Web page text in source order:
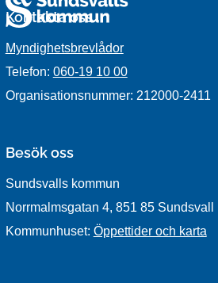
Kontakta oss
Myndighetsbrevlådor
Telefon: 060-19 10 00
Organisationsnummer: 212000-2411
Besök oss
Sundsvalls kommun
Norrmalmsgatan 4, 851 85 Sundsvall
Kommunhuset: Öppettider och karta